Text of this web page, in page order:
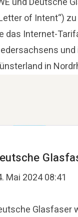
of Intent“)
das Internet-
in
Mai 2024 08:41
Glasfaser